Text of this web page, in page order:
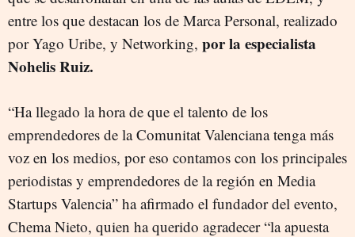
entre los que destacan los de Marca Personal, realizado
por Yago Uribe, y Networking, por la especialista
Nohelis Ruiz.
“Ha llegado la hora de que el talento de los
emprendedores de la Comunitat Valenciana tenga más
voz en los medios, por eso contamos con los principales
periodistas y emprendedores de la región en Media
Startups Valencia” ha afirmado el fundador del evento,
Chema Nieto, quien ha querido agradecer “la apuesta